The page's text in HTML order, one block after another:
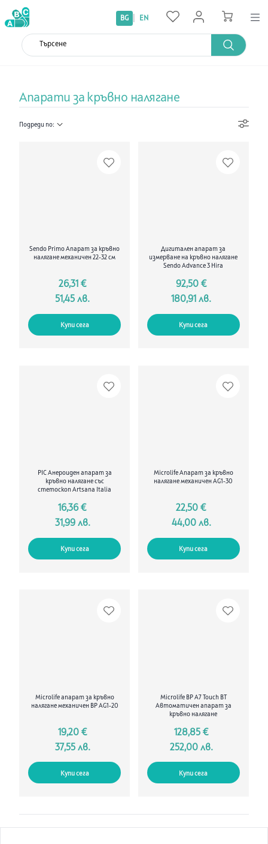
BG EN
Апарати за кръвно налягане
Подреди по:
Sendo Primo Апарат за кръвно
налягане механичен 22-32 см
26,31 €
51,45 лв.
Купи сега
Дигитален aпарат за
измерване на кръвно налягане
Sendo Advance 3 Hira
92,50 €
180,91 лв.
Купи сега
PIC Анероиден апарат за
кръвно налягане със
стетоскоп Artsana Italia
16,36 €
31,99 лв.
Купи сега
Microlife Апарат за кръвно
налягане механичен AG1-30
22,50 €
44,00 лв.
Купи сега
Microlife апарат за кръвно
налягане механичен BP AG1-20
19,20 €
37,55 лв.
Купи сега
Microlife BP A7 Touch BT
Автоматичен апарат за
кръвно налягане
128,85 €
252,00 лв.
Купи сега